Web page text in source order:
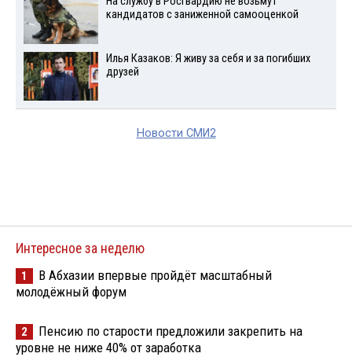
кандидатов с заниженной самооценкой
Илья Казаков: Я живу за себя и за погибших
друзей
Новости СМИ2
Интересное за неделю
1
В Абхазии впервые пройдёт масштабный
молодёжный форум
2
Пенсию по старости предложили закрепить на
уровне не ниже 40% от заработка